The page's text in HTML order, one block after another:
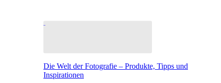
Die Welt der Fotografie – Produkte, Tipps und
Inspirationen